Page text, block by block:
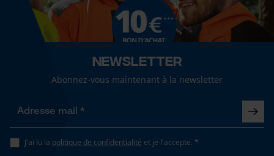
Saison
Articles pour toute l'année
couleur unie
Newsletter
Abonnez-vous maintenant à la newsletter
J'ai lu la politique de confidentialité et je l'accepte. *
Cookies de performance et de
fonctionnalité
Panier sauvegardé
Salutation personnelle